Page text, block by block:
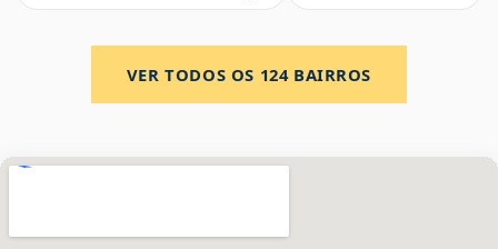
VER TODOS OS 124BAIRROS